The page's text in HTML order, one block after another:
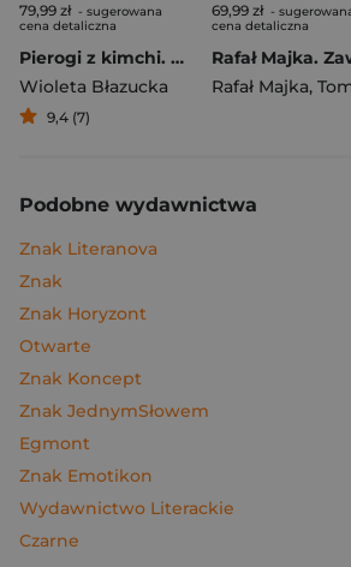
79,99 zł - sugerowana
cena detaliczna
Pierogi z kimchi. Moje ulubione azjatyckie przepisy
Wioleta Błazucka
9,4 (7)
69,99 zł -
cena detaliczna
Rafał Majka, Tomasz
Podobne wydawnictwa
Znak Literanova
Znak
Znak Horyzont
Otwarte
Znak Koncept
Znak JednymSłowem
Egmont
Znak Emotikon
Wydawnictwo Literackie
Czarne